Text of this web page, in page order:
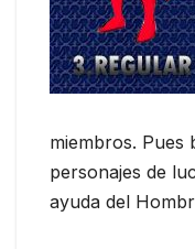
miembros. Pues
personajes de
ayuda del